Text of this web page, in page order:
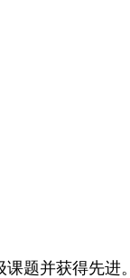
题并获得先进。